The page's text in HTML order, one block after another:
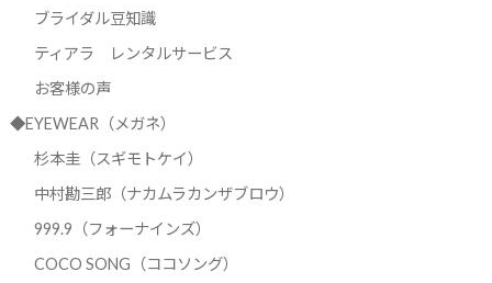
ブライダル豆知識
ティアラ レンタルサービス
お客様の声
◆EYEWEAR（メガネ）
杉本圭（スギモトケイ）
中村勘三郎（ナカムラカンザブロウ）
999.9（フォーナインズ）
COCO SONG（ココソング）